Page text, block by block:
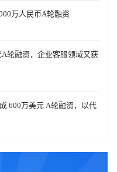
万人民币A轮融资
A轮融资，企业客服领域又获
600万美元 A轮融资，以代